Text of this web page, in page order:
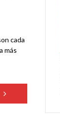
cada
más